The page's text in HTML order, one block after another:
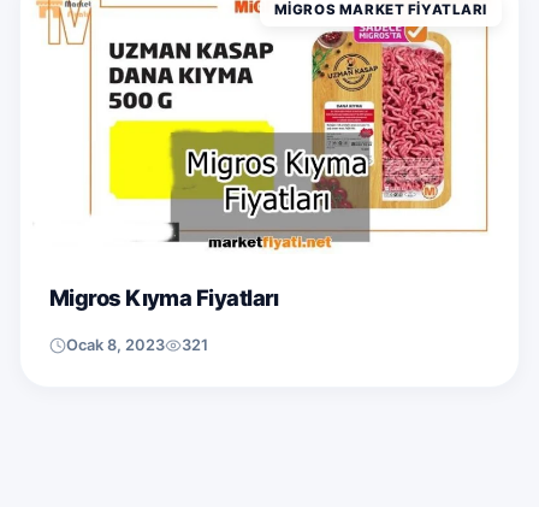
MIGROS MARKET FIYATLARI
Migros Kıyma Fiyatları
Ocak 8, 2023 321